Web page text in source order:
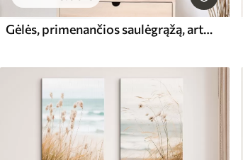
Gėlės, primenančios saulėgrąžą, artimas planas su ryškiais magentos spalvos leopardiniais taškeliais